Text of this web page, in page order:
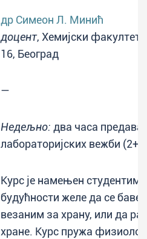
др Симеон Л. Минић
доцент, Хемијски факултет,
16, Београд
—
Недељно: два часа
лабораторијских вежби
Курс је намењен студентима
будућности желе да се
везаним за храну, или да
хране. Курс пружа